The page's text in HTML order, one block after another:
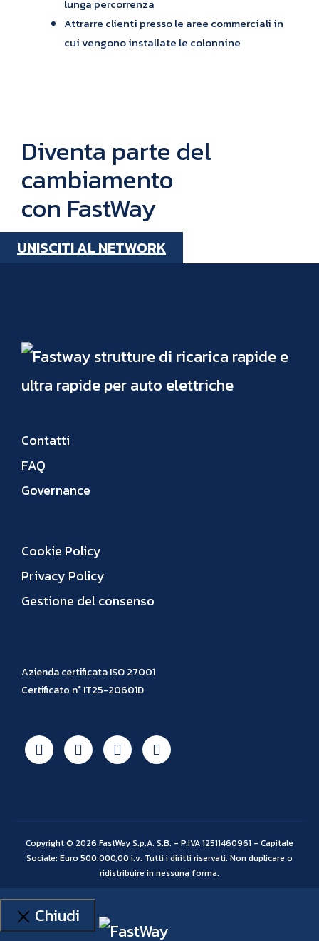
lunga percorrenza
Attrarre clienti presso le aree commerciali in
cui vengono installate le colonnine
Diventa parte del
cambiamento
con FastWay
UNISCITI AL NETWORK
Contatti
FAQ
Governance
Cookie Policy
Privacy Policy
Gestione del consenso
Azienda certificata ISO 27001
Certificato n° IT25-20601D
Copyright © 2026 FastWay S.p.A. S.B. - P.IVA 12511460961 - Capitale
Sociale: Euro 500.000,00 i.v. Tutti i diritti riservati. Non duplicare o
ridistribuire in nessuna forma.
Chiudi